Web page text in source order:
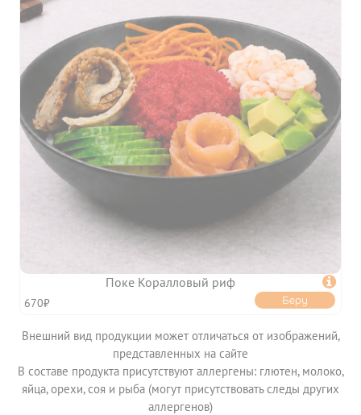
Поке Коралловый риф 
670₽ Беру
Внешний вид продукции может отличаться от изображений,
представленных на сайте
В составе продукта присутствуют аллергены: глютен, молоко,
яйца, орехи, соя и рыба (могут присутствовать следы других
аллергенов)